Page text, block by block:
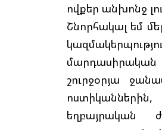
ովքեր անխոնջ
Շնորհակալ եմ
մարդասիրական
շուրջօրյա
եղբայրական